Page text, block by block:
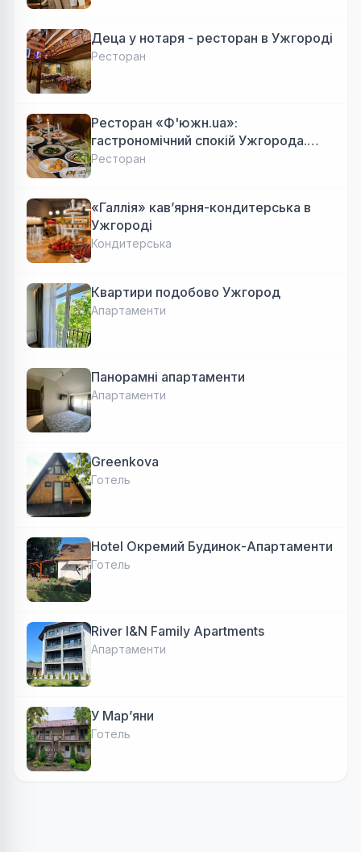
Деца у нотаря - ресторан в Ужгороді
Ресторан
Ресторан «Ф'южн.ua»:
гастрономічний спокій Ужгорода.
Авторська локальна кухня, затишок
Ресторан
«Галлія» кав’ярня-кондитерська в
Ужгороді
Кондитерська
Квартири подобово Ужгород
Апартаменти
Панорамні апартаменти
Апартаменти
Greenkova
Готель
Hotel Окремий Будинок-Апартаменти
Готель
River I&N Family Apartments
Апартаменти
У Марʼяни
Готель